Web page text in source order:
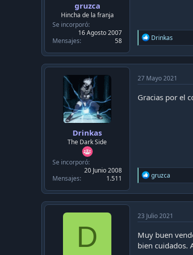
gruzca
Hincha de la franja
Se incorporó
16 Agosto 2007
Mensajes
58
R
e
i
o
s
Drinkas
Drinkas
The Dark Side
Se incorporó
20 Junio 2008
Mensajes
1.511
27 Mayo 2021
Gracias por el
R
e
i
o
s
:
gruzca
D
23 Julio 2021
Muy buen
bien cuidados.